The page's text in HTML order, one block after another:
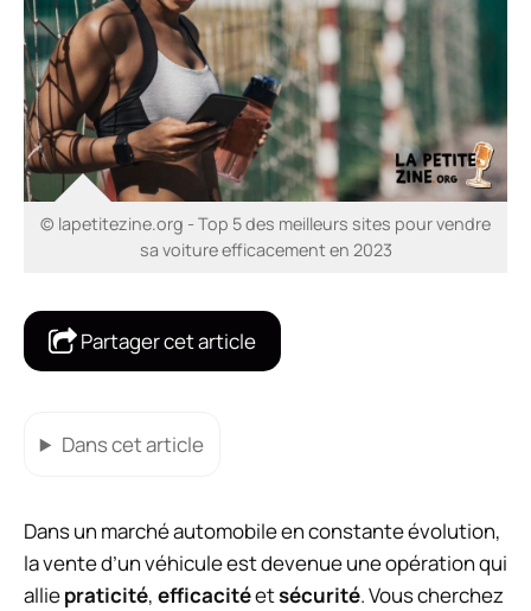
© lapetitezine.org - Top 5 des meilleurs sites pour vendre
sa voiture efficacement en 2023
Partager cet article
Dans cet article
Dans un marché automobile en constante évolution,
la vente d’un véhicule est devenue une opération qui
alliepraticité, efficacitéetsécurité. Vous cherchez